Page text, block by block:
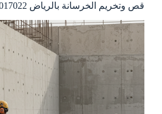
قص وتخريم الخرسانة بالرياض 0540017022